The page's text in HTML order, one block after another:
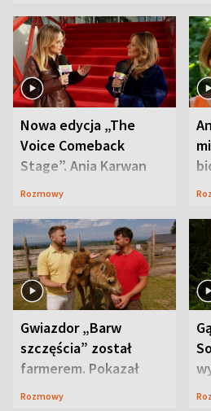
Nowa edycja „The
Voice Comeback
Stage”. Ania Karwan
zapowiada
Rozmowy
Gwiazdor „Barw
szczęścia” został
farmerem. Pokazał
swoje niezwykłe
Rozmowy